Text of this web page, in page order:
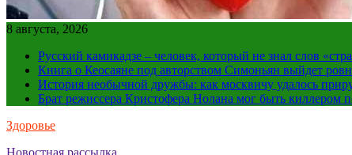
8 августа, 2026
Русский камикадзе – человек, который не знал слов
Книга о Кеосаяне под авторством Симоньян выйдет
История необычной дружбы: как москвичу удалось
Брат режиссера Кристофера Нолана мог быть киллером
Здоровье
Новостная рассылка